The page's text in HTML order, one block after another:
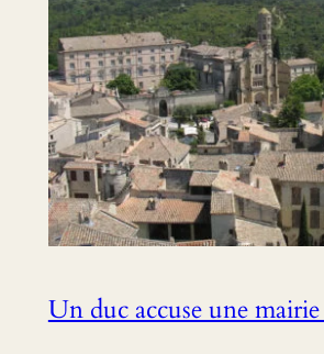
Un duc accuse une